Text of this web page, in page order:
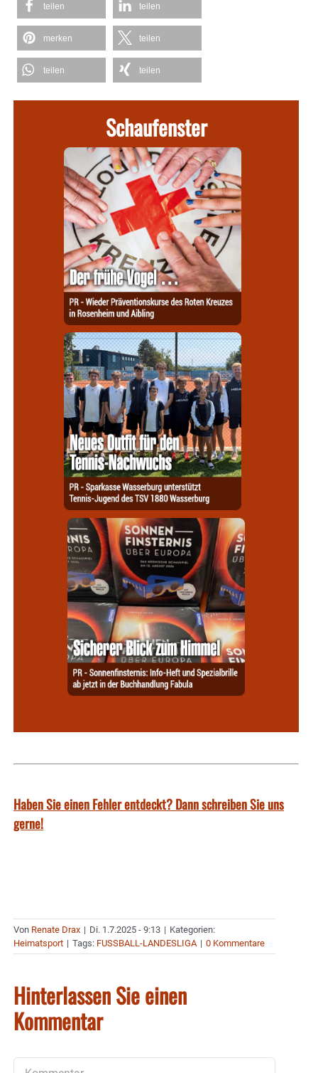
teilen teilen
merken teilen
teilen teilen
Schaufenster
Haben Sie einen Fehler entdeckt? Dann schreiben Sie uns
gerne!
Von Renate Drax | Di. 1.7.2025 - 9:13 | Kategorien:
Heimatsport | Tags: FUSSBALL-LANDESLIGA | 0 Kommentare
Hinterlassen Sie einen
Kommentar